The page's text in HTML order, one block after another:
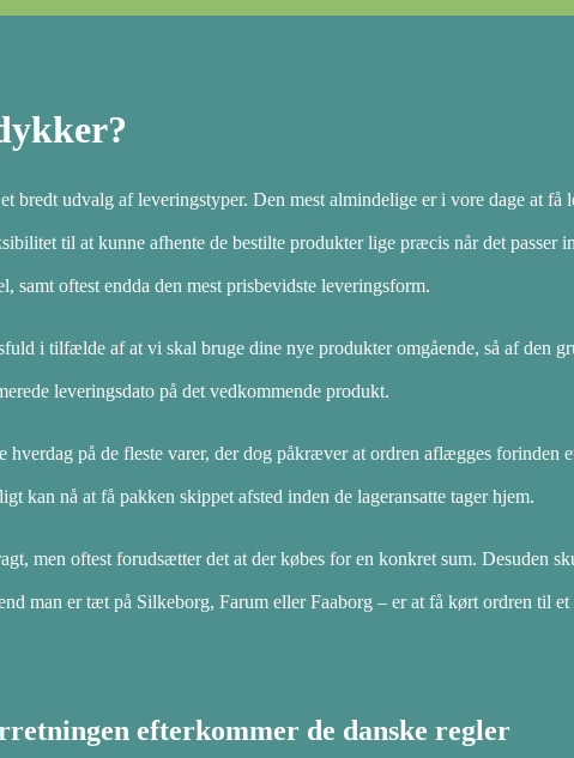
bredt udvalg af leveringstyper. Den mest almindelige er i vore dage at få
til at kunne afhente de bestilte produkter lige præcis når det passer
samt oftest endda den mest prisbevidste leveringsform.
i tilfælde af at vi skal bruge dine nye produkter omgående, så af den
leveringsdato på det vedkommende produkt.
på de fleste varer, der dog påkræver at ordren aflægges forinden
kan nå at få pakken skippet afsted inden de lageransatte tager hjem.
men oftest forudsætter det at der købes for en konkret sum. Desuden
man er tæt på Silkeborg, Farum eller Faaborg – er at få kørt ordren til et
efterkommer de danske regler